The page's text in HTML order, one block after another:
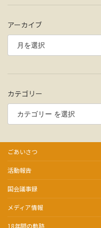
アーカイブ
カテゴリー
ごあいさつ
活動報告
国会議事録
メディア情報
18年間の軌跡